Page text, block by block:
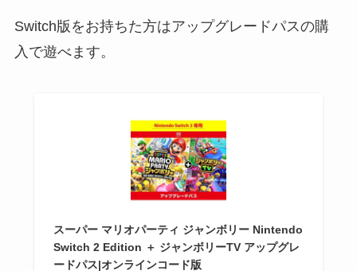
Switch版をお持ちた方はアップグレードパスの購
入で遊べます。
スーパー マリオパーティ ジャンボリー Nintendo
Switch 2 Edition ＋ ジャンボリーTV アップグレ
ードパス|オンラインコード版